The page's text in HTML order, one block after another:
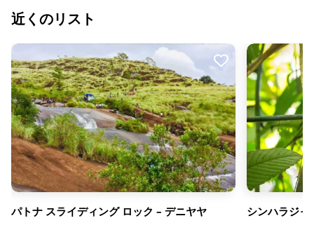
近くのリスト
パトナ スライディング ロック – デニヤヤ シンハラジャ